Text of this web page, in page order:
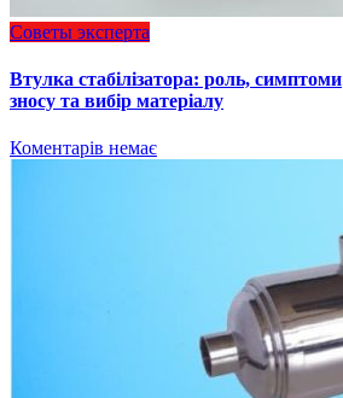
Советы эксперта
Втулка стабілізатора: роль, симптоми
зносу та вибір матеріалу
Коментарів немає